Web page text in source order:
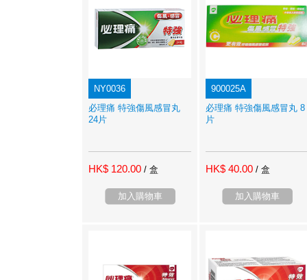
NY0036
必理痛 特強傷風感冒丸
24片
HK$ 120.00 / 盒
加入購物車
900025A
必理痛 特強傷風感冒丸 8
片
HK$ 40.00 / 盒
加入購物車